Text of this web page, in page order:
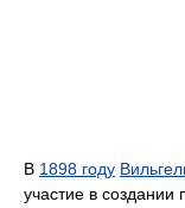
В 1898 году
участие в